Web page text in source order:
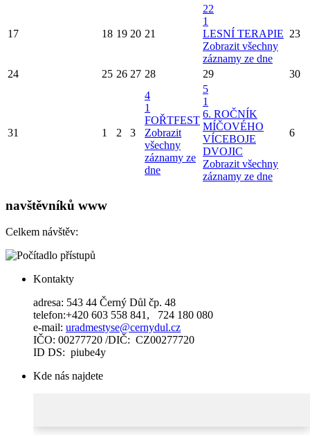
17 18 19 20 21
22
1
LESNÍ TERAPIE
Zobrazit všechny
záznamy ze dne
23
24 25 26 27 28 29 30
31 1 2 3
4
1
FOŘTFEST
Zobrazit
všechny
záznamy ze
dne
5
1
6. ROČNÍK
MÍČOVÉHO
VÍCEBOJE
DVOJIC
Zobrazit všechny
záznamy ze dne
6
navštěvníků www
Celkem návštěv:
Kontakty
adresa: 543 44 Černý Důl čp. 48
telefon:+420 603 558 841, 724 180 080
e-mail: uradmestyse@cernydul.cz
IČO: 00277720 /DIČ: CZ00277720
ID DS: piube4y
Kde nás najdete